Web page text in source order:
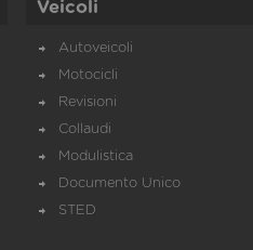
Veicoli
Autoveicoli
Motocicli
Revisioni
Collaudi
Modulistica
Documento Unico
STED